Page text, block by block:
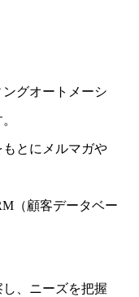
グオートメーシ
もとにメルマガや
（顧客データベー
、ニーズを把握